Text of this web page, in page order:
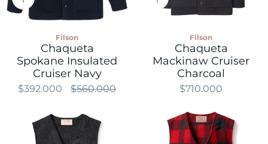
rápida
Filson
Chaqueta
Spokane Insulated
Cruiser Navy
$392.000 $560.000
rápida
Filson
Chaqueta
Mackinaw Cruiser
Charcoal
$710.000